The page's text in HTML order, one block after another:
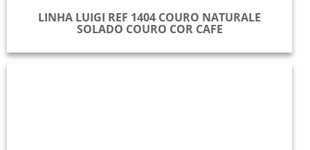
LINHA LUIGI REF 1404 COURO NATURALE
SOLADO COURO COR CAFE